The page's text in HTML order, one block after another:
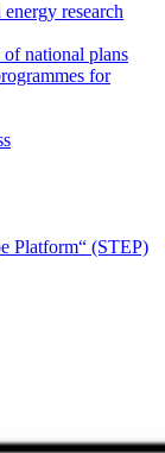
research
national plans
for
Platform“ (STEP)